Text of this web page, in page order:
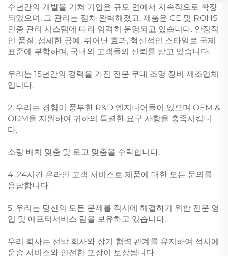
수년간의 개발을 거쳐 기업은 규모 면에서 지속적으로 확장
되었으며, 그 관리는 점차 완벽해졌고, 제품은 CE 및 ROHS
인증 관리 시스템에 따라 엄격히 운영되고 있습니다. 안정적
인 품질, 섬세한 공예, 뛰어난 효과, 혁신적인 스타일로 국제
표준에 부합하며, 국내외 고객들의 신뢰를 받고 있습니다.
우리는 15년간의 경력을 가진 전문 무대 조명 장비 제조업체
입니다.
2. 우리는 경험이 풍부한 R&D 엔지니어들이 있으며 OEM &
ODM을 지원하여 귀하의 특별한 요구 사항을 충족시킵니
다.
소량 배치 맞춤 및 로고 맞춤을 수락합니다.
4. 24시간 온라인 고객 서비스로 제품에 대한 모든 문의를
응답합니다.
5. 우리는 당신의 모든 문제를 적시에 해결하기 위한 전문 영
업 및 애프터서비스 팀을 보유하고 있습니다.
우리 회사는 선박 회사와 장기 협력 관계를 유지하여 적시에
운송 서비스와 안전한 포장이 보장됩니다.